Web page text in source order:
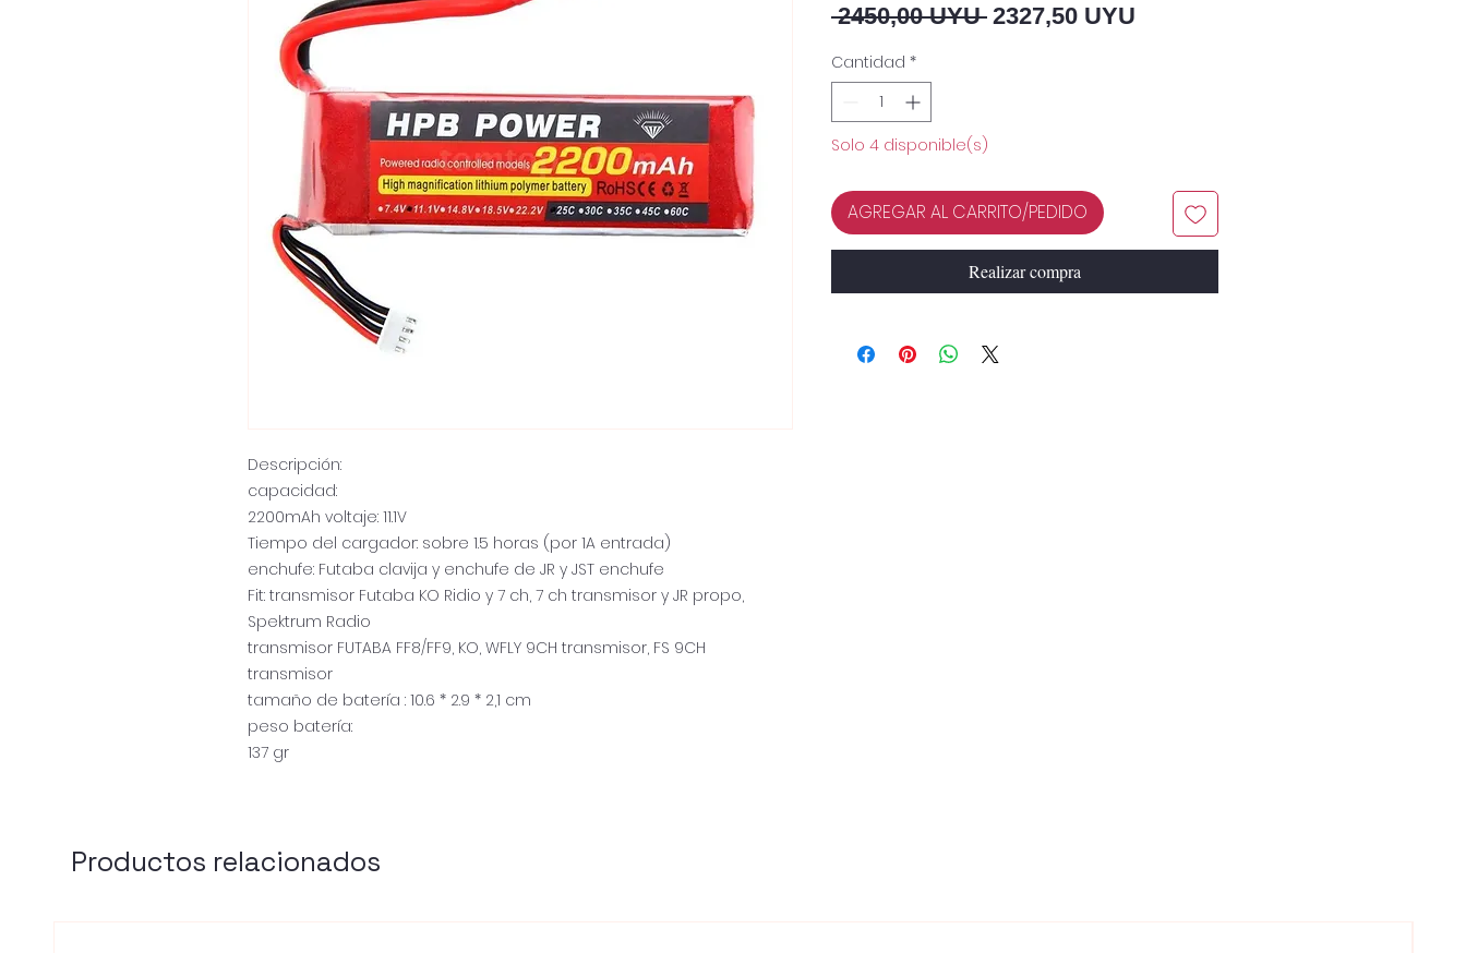
Descripción:
capacidad:
2200mAh voltaje: 11.1V
Tiempo del cargador: sobre 1.5 horas (por 1A entrada)
enchufe: Futaba clavija y enchufe de JR y JST enchufe
Fit: transmisor Futaba KO Ridio y 7 ch, 7 ch transmisor y JR propo,
Spektrum Radio
transmisor FUTABA FF8/FF9, KO, WFLY 9CH transmisor, FS 9CH
transmisor
tamaño de batería : 10.6 * 2.9 * 2,1 cm
peso batería:
137 gr
2450,00 UYU Precio
2327,50 UYU
Cantidad *
Solo 4 disponible(s)
AGREGAR AL CARRITO/PEDIDO
Realizar compra
Productos relacionados